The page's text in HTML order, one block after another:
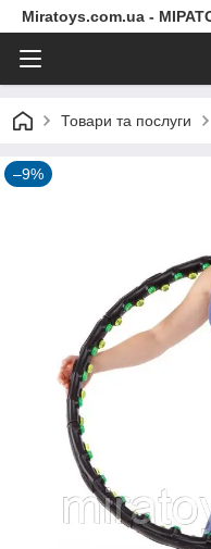
Miratoys.com.ua -
Товари та послуги
–9%